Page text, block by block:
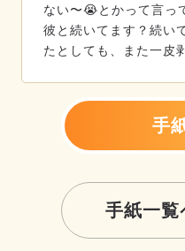
ない〜😭とかって言っ
彼と続いてます？続い
たとしても、また一皮
手
手紙一覧